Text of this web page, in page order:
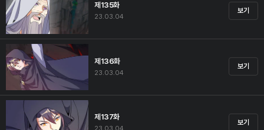
제135화
23.03.04
보기
제136화
23.03.04
보기
제137화
보기